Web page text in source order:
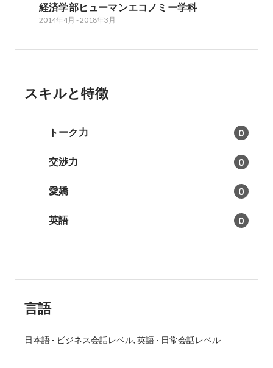
経済学部ヒューマンエコノミー学科
2014年4月 -2018年3月
スキルと特徴
トーク力 0
交渉力 0
愛嬌 0
英語 0
言語
日本語 - ビジネス会話レベル 英語 - 日常会話レベル